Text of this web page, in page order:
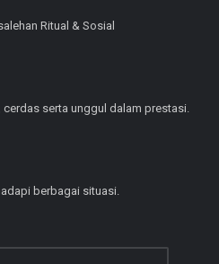
Ritual & Sosial
cerdas serta unggul dalam prestasi.
berbagai situasi.